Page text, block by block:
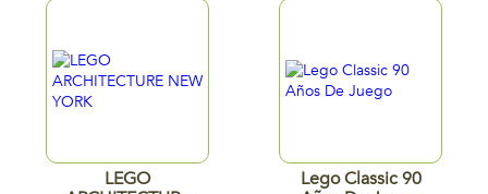
LEGO
Lego Classic 90